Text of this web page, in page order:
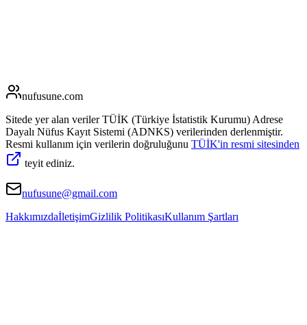
nufusune.com
Sitede yer alan veriler TÜİK (Türkiye İstatistik Kurumu) Adrese
Dayalı Nüfus Kayıt Sistemi (ADNKS) verilerinden derlenmiştir.
Resmi kullanım için verilerin doğruluğunu TÜİK'in resmi sitesinden
teyit ediniz.
nufusune@gmail.com
HakkımızdaİletişimGizlilik PolitikasıKullanım Şartları